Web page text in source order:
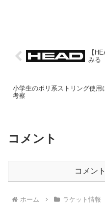
【
みる
小学生のポリ系ストリング使用
考察
コメント
コメン
ホーム ラケット情報